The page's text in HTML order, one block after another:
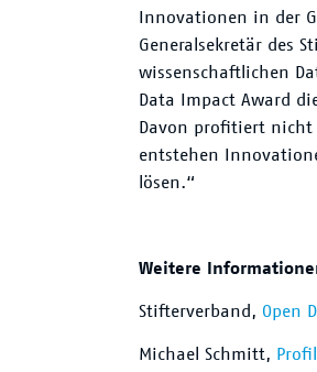
Innovationen in der
Generalsekretär des
wissenschaftlichen
Data Impact Award
Davon profitiert nicht
entstehen
lösen.“
Weitere
Stifterverband, Open
Michael Schmitt,